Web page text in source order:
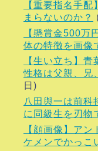
【重要指名手
まらないのか？
【懸賞金500万
体の特徴を画像
【生い立ち】
性格は父親、兄
日)
八田與一は前科
に同級生を刃物
【顔画像】ア
ケメンでかっこ